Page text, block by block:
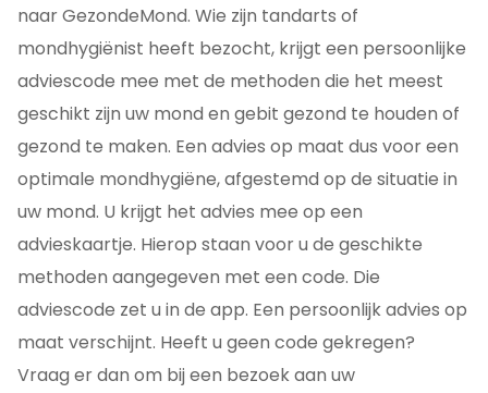
naar GezondeMond. Wie zijn tandarts of
mondhygiënist heeft bezocht, krijgt een persoonlijke
adviescode mee met de methoden die het meest
geschikt zijn uw mond en gebit gezond te houden of
gezond te maken. Een advies op maat dus voor een
optimale mondhygiëne, afgestemd op de situatie in
uw mond. U krijgt het advies mee op een
advieskaartje. Hierop staan voor u de geschikte
methoden aangegeven met een code. Die
adviescode zet u in de app. Een persoonlijk advies op
maat verschijnt. Heeft u geen code gekregen?
Vraag er dan om bij een bezoek aan uw